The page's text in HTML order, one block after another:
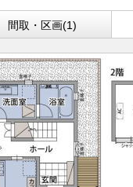
間取・区画(1)